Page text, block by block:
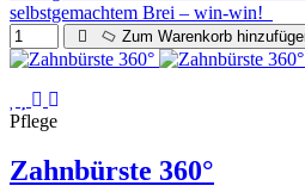
selbstgemachtem Brei – win-win!
Zum Warenkorb
Pflege
Zahnbürste 360°